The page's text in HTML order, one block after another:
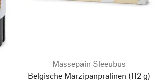
Massepain Sleeubus
Belgische Marzipanpralinen (112 g)